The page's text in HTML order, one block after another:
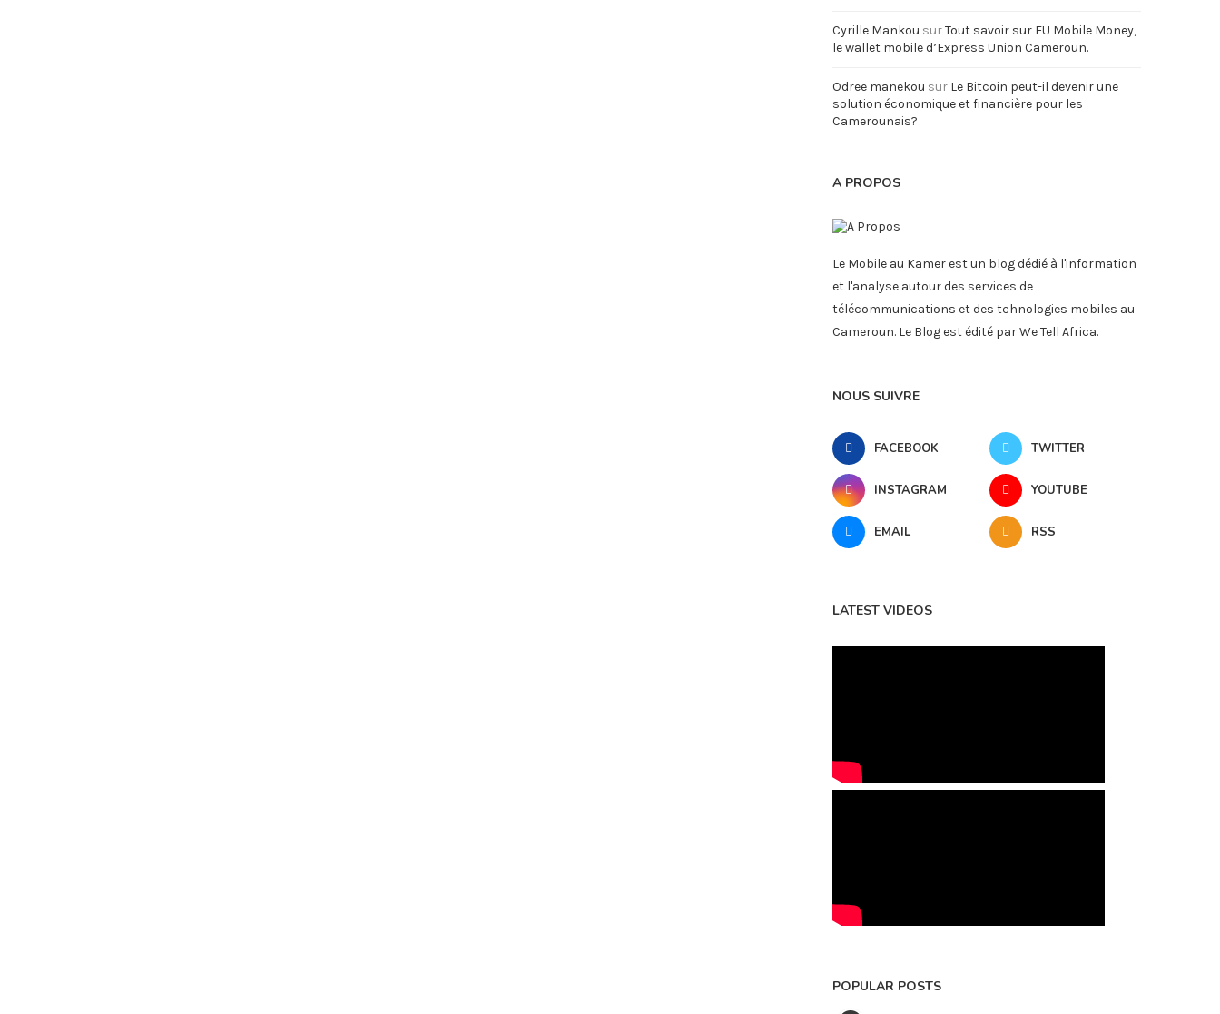
Cyrille Mankou surTout savoir sur EU Mobile Money,
le wallet mobile d’Express Union Cameroun.
Odree manekou sur Le Bitcoin peut-il devenir une
solution économique et financière pour les
Camerounais?
A PROPOS
Le Mobile au Kamer est un blog dédié à l'information
et l'analyse autour des services de
télécommunications et des tchnologies mobiles au
Cameroun. Le Blog est édité par We Tell Africa.
NOUS SUIVRE
FACEBOOK TWITTER
INSTAGRAM YOUTUBE
EMAIL RSS
LATEST VIDEOS
POPULAR POSTS